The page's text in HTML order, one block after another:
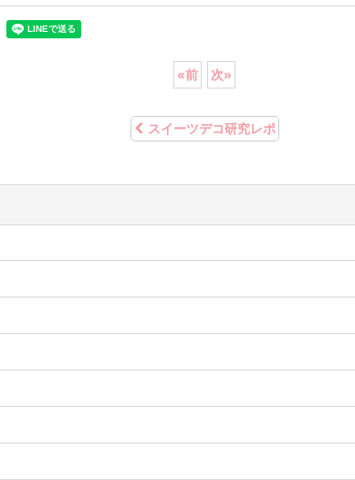
«前 次»
スイーツデコ研究レポ